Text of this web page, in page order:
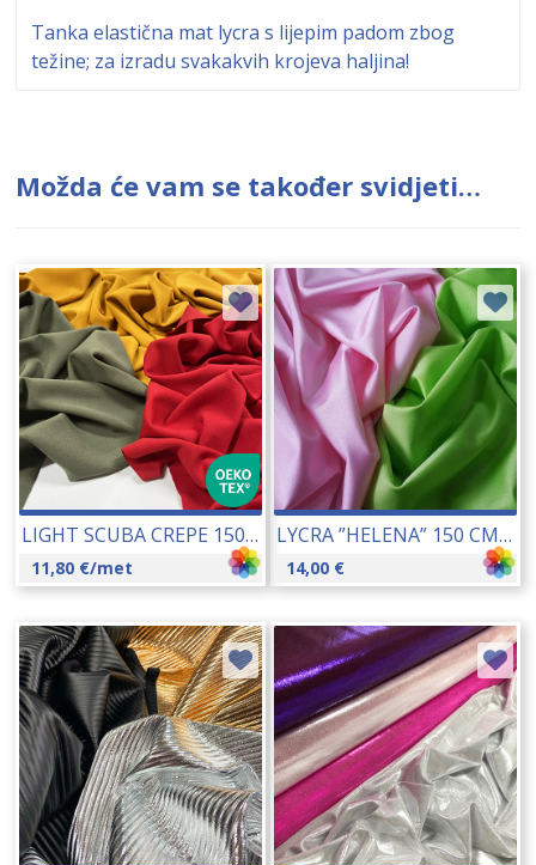
Tanka elastična mat lycra s lijepim padom zbog
težine; za izradu svakakvih krojeva haljina!
Možda će vam se također svidjeti…
LIGHT SCUBA CREPE 150 CM (0692) 18028
11,80 €/met
LYCRA ”HELENA” 150 CM 17019
14,00 €